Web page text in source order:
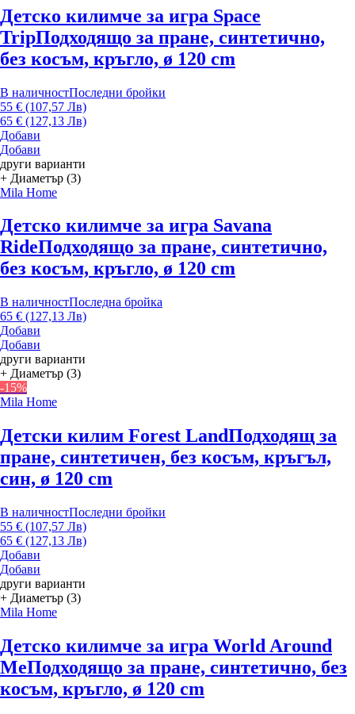
Детско килимче за игра Space
TripПодходящо за пране, синтетично,
без косъм, кръгло, ø 120 cm
В наличностПоследни бройки
55 € (107,57 Лв)
65 € (127,13 Лв)
Добави
Добави
други варианти
+ Диаметър (3)
Mila Home
Детско килимче за игра Savana
RideПодходящо за пране, синтетично,
без косъм, кръгло, ø 120 cm
В наличностПоследна бройка
65 € (127,13 Лв)
Добави
Добави
други варианти
+ Диаметър (3)
-15%
Mila Home
Детски килим Forest LandПодходящ за
пране, синтетичен, без косъм, кръгъл,
син, ø 120 cm
В наличностПоследни бройки
55 € (107,57 Лв)
65 € (127,13 Лв)
Добави
Добави
други варианти
+ Диаметър (3)
Mila Home
Детско килимче за игра World Around
MeПодходящо за пране, синтетично, без
косъм, кръгло, ø 120 cm